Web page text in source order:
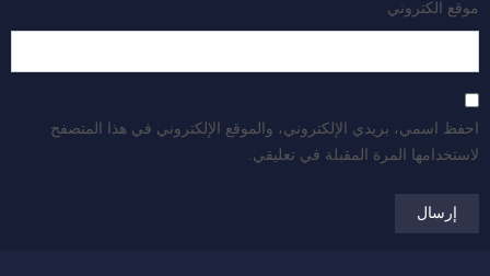
موقع الكتروني
احفظ اسمي، بريدي الإلكتروني، والموقع الإلكتروني في هذا المتصفح
لاستخدامها المرة المقبلة في تعليقي.